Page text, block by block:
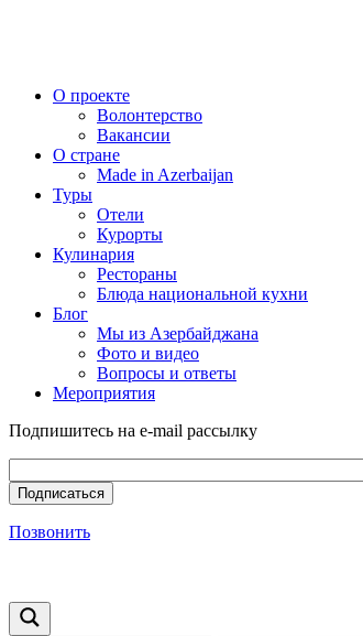
О проекте
Волонтерство
Вакансии
О стране
Made in Azerbaijan
Туры
Отели
Курорты
Кулинария
Рестораны
Блюда национальной кухни
Блог
Мы из Азербайджана
Фото и видео
Вопросы и ответы
Мероприятия
Подпишитесь на e-mail рассылку
Позвонить